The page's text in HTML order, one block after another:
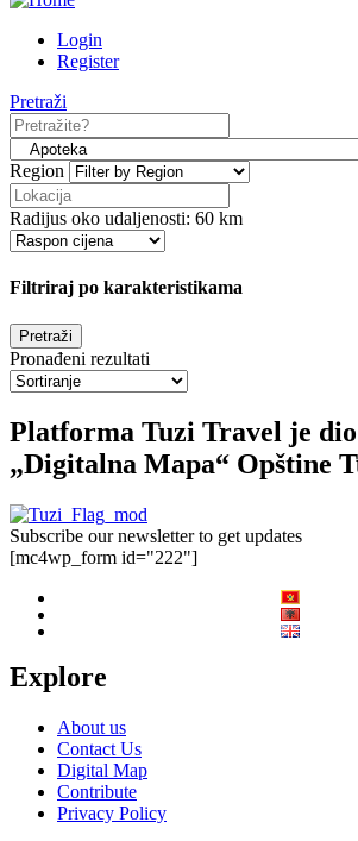
Login
Register
Pretraži
Region
Radijus oko udaljenosti: 60 km
Filtriraj po karakteristikama
Pronađeni rezultati
Platforma Tuzi Travel je
„Digitalna Mapa“ Opštine
Subscribe our newsletter to get updates
[mc4wp_form id="222"]
Explore
About us
Contact Us
Digital Map
Contribute
Privacy Policy